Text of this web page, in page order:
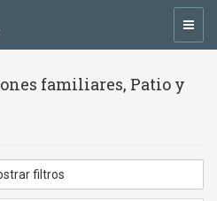
familiares, Patio y
filtros